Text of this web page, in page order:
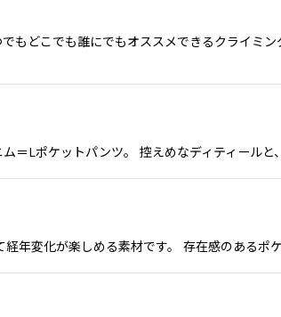
どこでも誰にでもオススメできるクライミ
＝Lポケットパンツ。 控えめなディティールと
年変化が楽しめる素材です。 存在感のあるポ